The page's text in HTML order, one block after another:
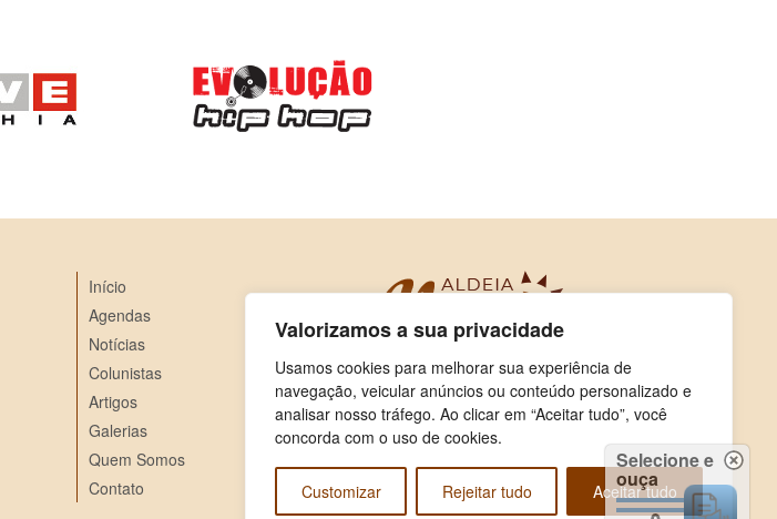
Valorizamos a sua privacidade
Usamos cookies para melhorar sua experiência de
navegação, veicular anúncios ou conteúdo personalizado e
analisar nosso tráfego. Ao clicar em “Aceitar tudo”, você
concorda com o uso de cookies.
Customizar Rejeitar tudo Aceitar tudo
Início
Agendas
Notícias
Colunistas
Artigos
Galerias
Quem Somos
Contato
Selecione e
ouça